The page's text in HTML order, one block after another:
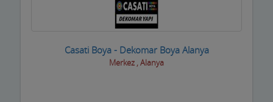
Casati Boya - Dekomar Boya Alanya
Merkez , Alanya